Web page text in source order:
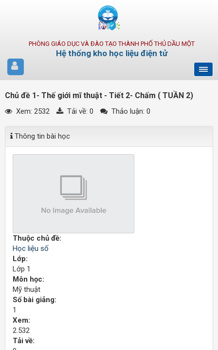
PHÒNG GIÁO DỤC VÀ ĐÀO TẠO THÀNH PHỐ THỦ DẦU MỘT
Hệ thống kho học liệu điện tử
Chủ đề 1- Thế giới mĩ thuật - Tiết 2- Chấm ( TUẦN 2)
Xem: 2532 Tải về: 0 Thảo luận: 0
Thông tin bài học
Thuộc chủ đề:
Học liệu số
Lớp:
Lớp 1
Môn học:
Mỹ thuật
Số bài giảng:
1
Xem:
2.532
Tải về: